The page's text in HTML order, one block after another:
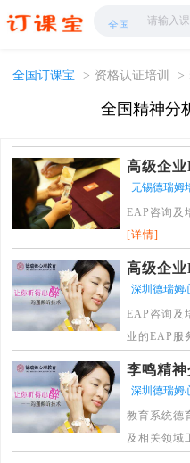
精神分析师培训-精神分析师学校
全国
全国订课宝 > 资格认证培训 >
全国精神分
高级企
无锡德瑞姆
EAP咨询及
[详情]
高级企
深圳德瑞姆
EAP咨询及
业的EAP服
心理咨询
李鸣精
深圳德瑞姆
教育系统德
及相关领域